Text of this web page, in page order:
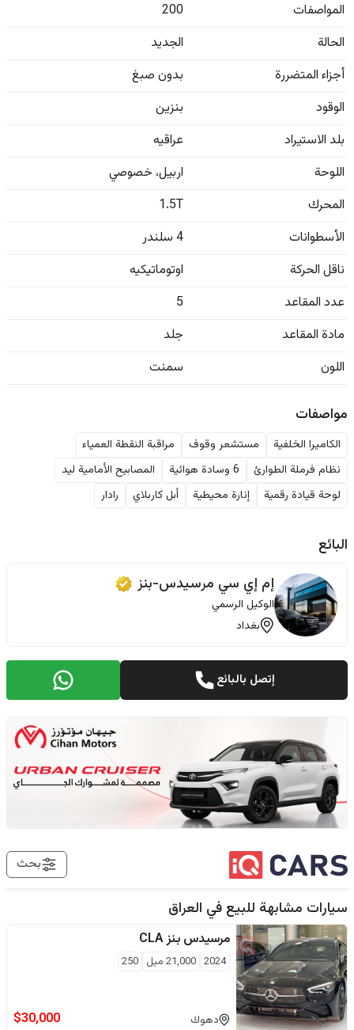
المواصفات
200
الحالة
الجديد
أجزاء المتضررة
بدون صبغ
الوقود
بنزين
بلد الاستيراد
عراقيه
اللوحة
اربيل، خصوصي
المحرك
1.5T
الأسطوانات
4 سلندر
ناقل الحركة
اوتوماتيكيه
عدد المقاعد
5
مادة المقاعد
جلد
اللون
سمنت
مواصفات
الكاميرا الخلفية مستشعر وقوف
مراقبة النقطة العمياء
نظام فرملة الطوارئ
6 وسادة هوائية
المصابيح الأمامية ليد
لوحة قيادة رقمية
إنارة محيطية أبل كاربلاي رادار
البائع
إم إي سي مرسيدس-بنز
الوكيل الرسمي
بغداد
إتصل بالبائع
بحث
سيارات مشابهة للبيع في العراق
مرسيدس بنزCLA
2024
21,000 ميل 250
دهوك $30,000